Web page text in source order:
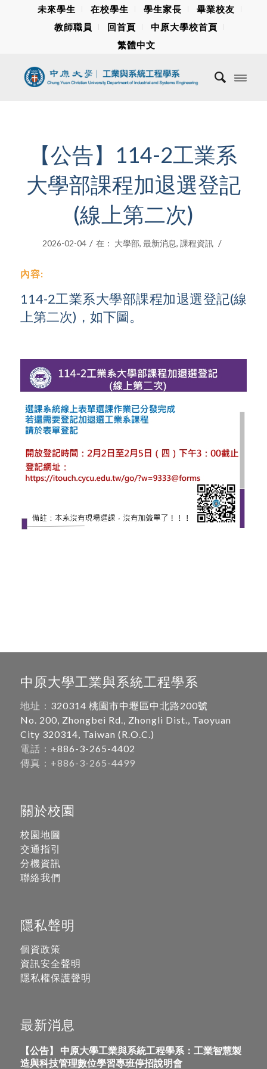
未來學生 在校學生 學生家長
畢業校友
教師職員
回首頁
中原大學校首頁
繁體中文
【公告】114-2工業系
大學部課程加退選登記
(線上第二次)
2026-02-04 / 在： 大學部, 最新消息, 課程資訊 /
內容:
114-2工業系大學部課程加退選登記(線
上第二次)，如下圖。
中原大學工業與系統工程學系
地址： 320314 桃園市中壢區中北路200號
No. 200, Zhongbei Rd., Zhongli Dist., Taoyuan
City 320314, Taiwan (R.O.C.)
電話：+886-3-265-4402
傳真：+886-3-265-4499
關於校園
校園地圖
交通指引
分機資訊
聯絡我們
隱私聲明
個資政策
資訊安全聲明
隱私權保護聲明
最新消息
【公告】 中原大學工業與系統工程學系：工業智慧製
造與科技管理數位學習專班停招說明會